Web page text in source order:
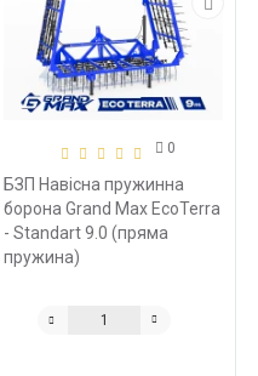
0
БЗП Навісна пружинна
борона Grand Max EcoTerra
- Standart 9.0 (пряма
пружина)